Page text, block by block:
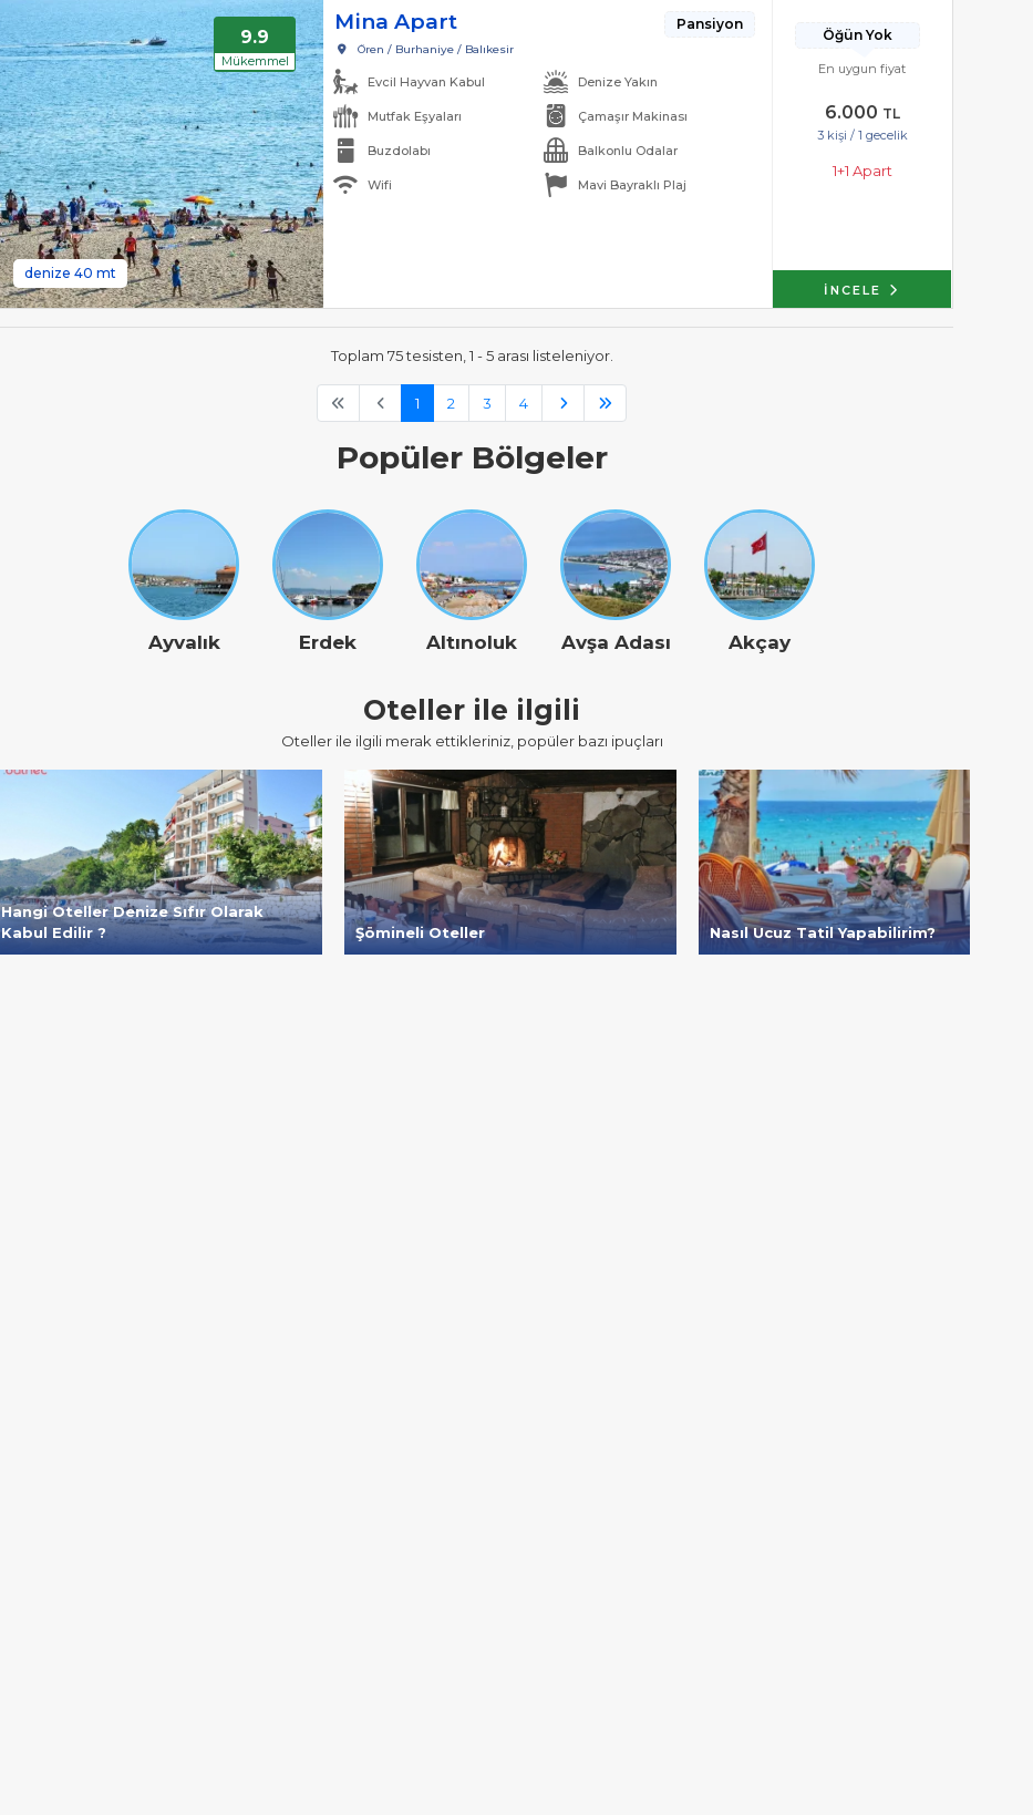
9.9
Mükemmel
denize 40 mt
Mina Apart Pansiyon
Ören / Burhaniye / Balıkesir
Evcil Hayvan Kabul Denize Yakın
Mutfak Eşyaları Çamaşır Makinası
Buzdolabı Balkonlu Odalar
Wifi Mavi Bayraklı Plaj
Öğün Yok
En uygun fiyat
6.000 TL
3 kişi / 1 gecelik
1+1 Apart
İNCELE
Toplam 75 tesisten, 1 - 5 arası listeleniyor.
1 2 3 4
Popüler Bölgeler
Ayvalık Erdek Altınoluk Avşa Adası Akçay
Oteller ile ilgili
Oteller ile ilgili merak ettikleriniz, popüler bazı ipuçları
Hangi Oteller Denize Sıfır Olarak
Kabul Edilir ?
Şömineli Oteller Nasıl Ucuz Tatil Yapabilirim?